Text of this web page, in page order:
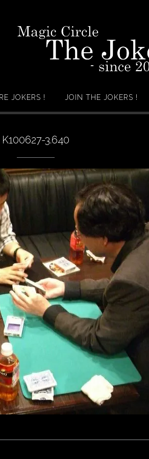
JOKERS ! JOIN THE JOKERS !
K100627-3.640